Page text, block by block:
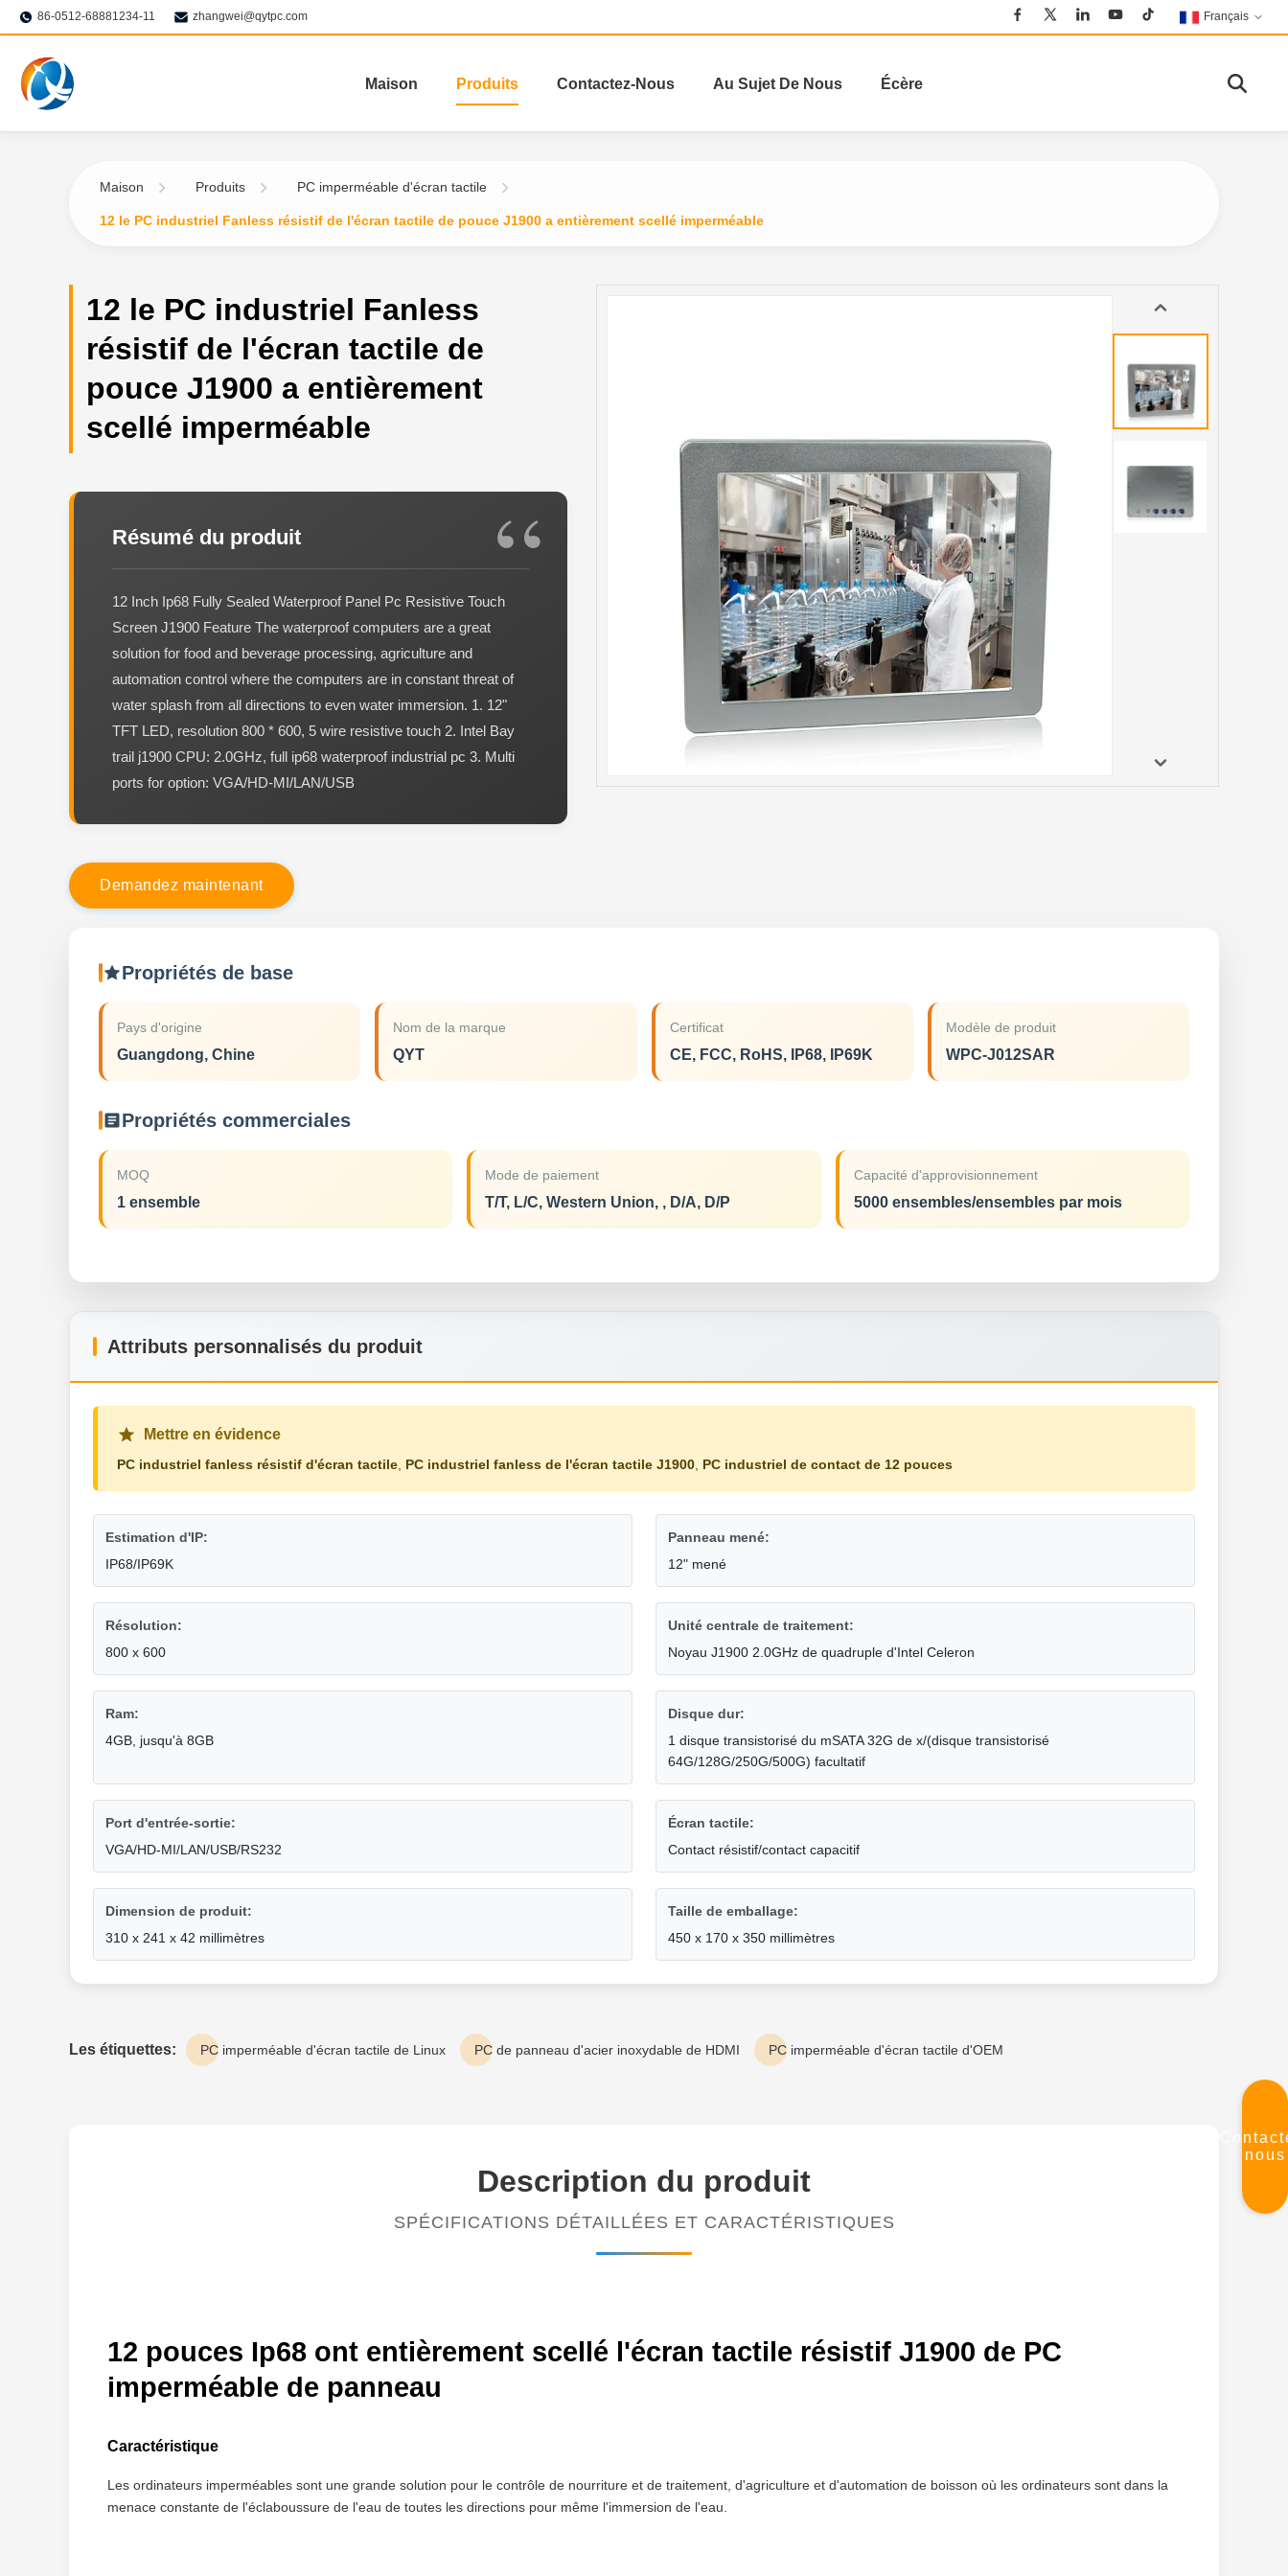
86-0512-68881234-11 zhangwei@qytpc.com Français
Maison Produits Contactez-Nous Au Sujet De Nous Écère
nous
Maison Produits PC imperméable d'écran tactile
12 le PC industriel Fanless résistif de l'écran tactile de pouce J1900 a entièrement scellé imperméable
12 le PC industriel Fanless
résistif de l'écran tactile de
pouce J1900 a entièrement
scellé imperméable
Résumé du produit
12 Inch Ip68 Fully Sealed Waterproof Panel Pc Resistive Touch
Screen J1900 Feature The waterproof computers are a great
solution for food and beverage processing, agriculture and
automation control where the computers are in constant threat of
water splash from all directions to even water immersion. 1. 12"
TFT LED, resolution 800 * 600, 5 wire resistive touch 2. Intel Bay
trail j1900 CPU: 2.0GHz, full ip68 waterproof industrial pc 3. Multi
ports for option: VGA/HD-MI/LAN/USB
Demandez maintenant
Propriétés de base
Pays d'origine
Guangdong, Chine
Nom de la marque
QYT
Certificat
CE, FCC, RoHS, IP68, IP69K
Modèle de produit
WPC-J012SAR
Propriétés commerciales
MOQ
1 ensemble
Mode de paiement
T/T, L/C, Western Union, , D/A, D/P
Capacité d'approvisionnement
5000 ensembles/ensembles par mois
Attributs personnalisés du produit
Mettre en évidence
PC industriel fanless résistif d'écran tactile, PC industriel fanless de l'écran tactile J1900, PC industriel de contact de 12 pouces
Estimation d'IP:
IP68/IP69K
Panneau mené:
12" mené
Résolution:
800 x 600
Unité centrale de traitement:
Noyau J1900 2.0GHz de quadruple d'Intel Celeron
Ram:
4GB, jusqu'à 8GB
Disque dur:
1 disque transistorisé du mSATA 32G de x/(disque transistorisé
64G/128G/250G/500G) facultatif
Port d'entrée-sortie:
VGA/HD-MI/LAN/USB/RS232
Écran tactile:
Contact résistif/contact capacitif
Dimension de produit:
310 x 241 x 42 millimètres
Taille de emballage:
450 x 170 x 350 millimètres
Les étiquettes: PC imperméable d'écran tactile de Linux PC de panneau d'acier inoxydable de HDMI PC imperméable d'écran tactile d'OEM
Description du produit
SPÉCIFICATIONS DÉTAILLÉES ET CARACTÉRISTIQUES
12 pouces Ip68 ont entièrement scellé l'écran tactile résistif J1900 de PC
imperméable de panneau
Caractéristique
Les ordinateurs imperméables sont une grande solution pour le contrôle de nourriture et de traitement, d'agriculture et d'automation de boisson où les ordinateurs sont dans la
menace constante de l'éclaboussure de l'eau de toutes les directions pour même l'immersion de l'eau.